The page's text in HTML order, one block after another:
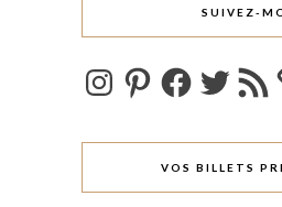
SUIVEZ-
InstagramPinterestFacebookTwitterFlux
RSS
VOS BILLETS